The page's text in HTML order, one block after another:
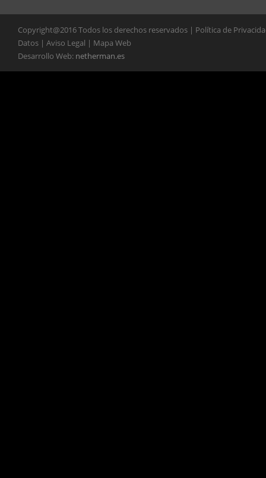
Copyright@2016 Todos los derechos reservados | Política de
Datos | Aviso Legal | Mapa Web
Desarrollo Web: netherman.es